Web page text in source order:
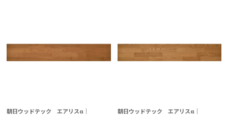
朝日ウッドテック エアリスα｜
朝日ウッドテック エアリスα｜